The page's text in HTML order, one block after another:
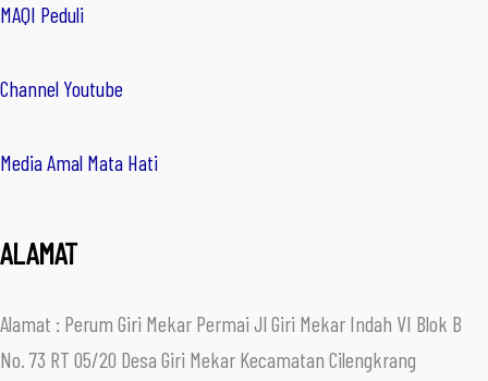
MAQI Peduli
Channel Youtube
Media Amal Mata Hati
ALAMAT
Alamat : Perum Giri Mekar Permai Jl Giri Mekar Indah VI Blok B
No. 73 RT 05/20 Desa Giri Mekar Kecamatan Cilengkrang